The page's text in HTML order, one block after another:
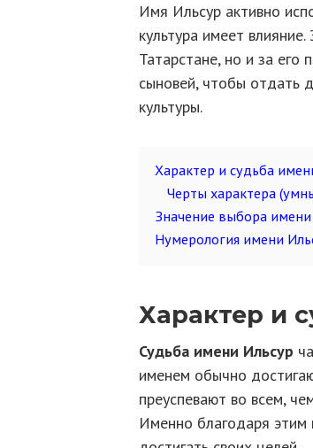
Имя Ильсур активно
культура имеет
Татарстане, но и за
сыновей, чтобы отдать
культуры.
Характер и судьба
Черты характера
Значение выбора
Нумерология имени
Характер и
Судьба имени Ильсур
именем обычно
преуспевают во всем,
Именно благодаря этим